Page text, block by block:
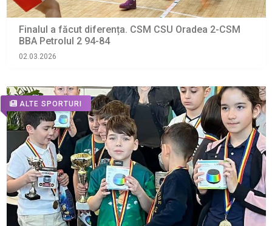
Finalul a făcut diferența. CSM CSU Oradea 2-CSM
BBA Petrolul 2 94-84
02.03.2026
ALTE SPORTURI